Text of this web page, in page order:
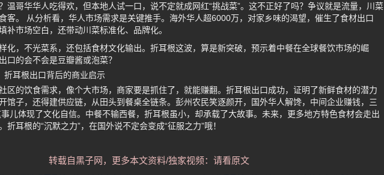
温哥华华人吃得欢，但本地人试一口，说不定就成网红“挑战菜”。这不正好了吗？争议就是流量，川菜
客。 从分析看，华人市场需求是关键推手。海外华人超6000万，对家乡味的渴望，催生了食材出口
补市场空白，还带动川菜标准化、品牌化。
化，不光菜系，还包括食材文化输出。折耳根这波，算是新突破，预示着中餐在全球餐饮市场的崛
口的会不会是豆瓣酱或泡菜？
折耳根出口背后的商业启示
区的饮食需求，像个大市场，商家要是抓住了，就能赚翻。折耳根出口成功，证明了新鲜食材的潜力
馆子，还得建供应链，从田头到餐桌全链条。彭州农民笑逐颜开，国外华人解馋，中间企业赚钱，三
儿体现了文化自信。中餐不输西餐，折耳根虽小，却承载了大故事。未来，更多地方特色食材会走出
折耳根的“沉默之力”，在国外说不定会变成“征服之力”哦！
转载自黑子网，更多本文资料/独家视频：请看原文